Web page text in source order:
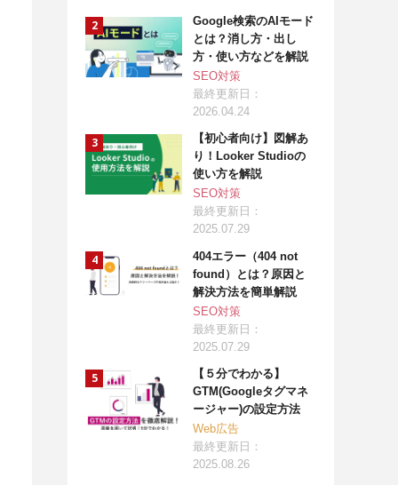
Google検索のAIモード
とは？消し方・出し
方・使い方などを解説
SEO対策
最終更新日：
2026.04.24
【初心者向け】図解あ
り！Looker Studioの
使い方を解説
SEO対策
最終更新日：
2025.07.29
404エラー（404 not
found）とは？原因と
解決方法を簡単解説
SEO対策
最終更新日：
2025.07.29
【５分でわかる】
GTM(Googleタグマネ
ージャー)の設定方法
Web広告
最終更新日：
2025.08.26